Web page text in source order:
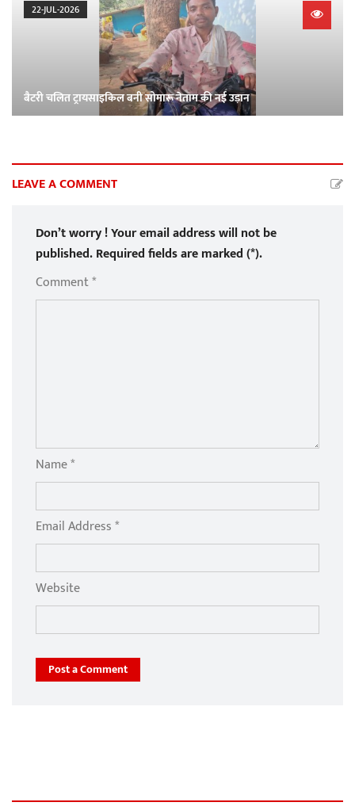
22-JUL-2026
बैटरी चलित ट्रायसाइकिल बनी सोमारू नेताम की नई उड़ान
LEAVE A COMMENT
Don’t worry ! Your email address will not be
published. Required fields are marked (*).
Comment *
Name *
Email Address *
Website
Post a Comment